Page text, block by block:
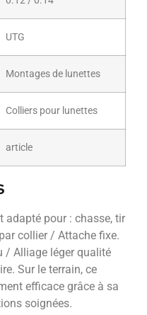
UTG
Montages de lunettes
Colliers pour lunettes
article
adapté pour : chasse, tir
collier / Attache fixe.
/ Alliage léger qualité
Sur le terrain, ce
efficace grâce à sa
soignées.